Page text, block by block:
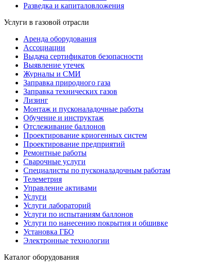
Разведка и капиталовложения
Услуги в газовой отрасли
Аренда оборудования
Ассоциации
Выдача сертификатов безопасности
Выявление утечек
Журналы и СМИ
Заправка природного газа
Заправка технических газов
Лизинг
Монтаж и пусконаладочные работы
Обучение и инструктаж
Отслеживание баллонов
Проектирование криогенных систем
Проектирование предприятий
Ремонтные работы
Сварочные услуги
Специалисты по пусконаладочным работам
Телеметрия
Управление активами
Услуги
Услуги лабораторий
Услуги по испытаниям баллонов
Услуги по нанесению покрытия и обшивке
Установка ГБО
Электронные технологии
Каталог оборудования